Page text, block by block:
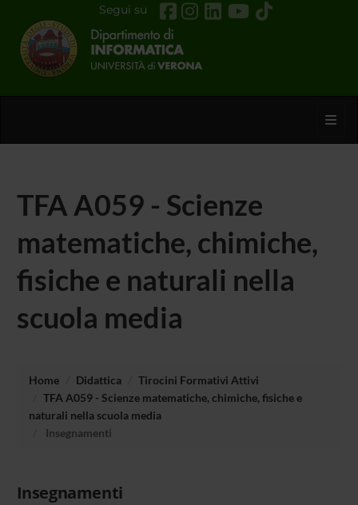
Segui su
TFA A059 - Scienze
matematiche, chimiche,
fisiche e naturali nella
scuola media
Home Didattica
Tirocini Formativi Attivi
TFA A059 - Scienze matematiche, chimiche, fisiche e
naturali nella scuola media
Insegnamenti
Insegnamenti